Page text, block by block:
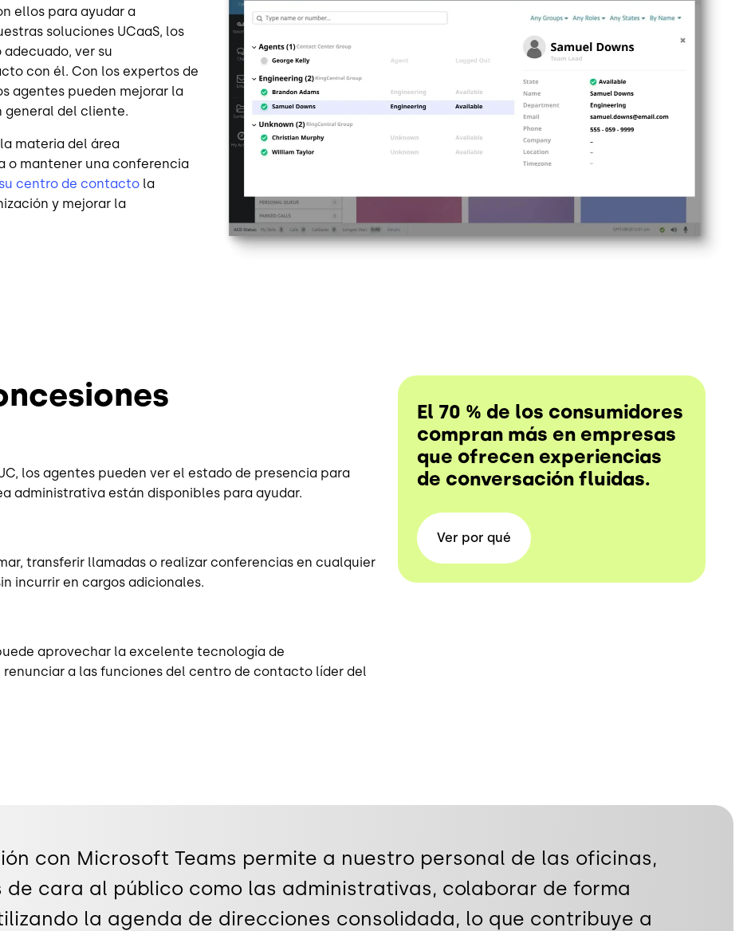
ellos para ayudar a
soluciones UCaaS, los
ver su
con él. Con los expertos de
agentes pueden mejorar la
general del cliente.
materia del área
o mantener una conferencia
centro de contacto la
y mejorar la
los agentes pueden ver el estado de presencia para
administrativa están disponibles para ayudar.
transferir llamadas o realizar conferencias en cualquier
incurrir en cargos adicionales.
aprovechar la excelente tecnología de
a las funciones del centro de contacto líder del
El 70 % de los consumidores
compran más en empresas
que ofrecen experiencias
de conversación fluidas.
Ver porqué
con Microsoft Teams permite a nuestro personal de las oficinas,
de cara al público como las administrativas, colaborar de forma
la agenda de direcciones consolidada, lo que contribuye a